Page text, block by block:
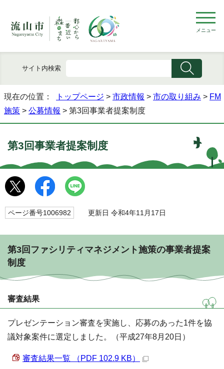
メニュー
サイト内検索
現在の位置： トップページ > 市政情報 > 市の取り組み > FM
施策 > 公募情報 > 第3回事業者提案制度
第3回事業者提案制度
ページ番号1006982 更新日 令和4年11月17日
第3回ファシリティマネジメント施策の事業者提案
制度
審査結果
プレゼンテーション審査を実施し、応募のあった1件を協
議対象案件に選定しました。（平成27年8月20日）
審査結果一覧 （PDF 102.9 KB）